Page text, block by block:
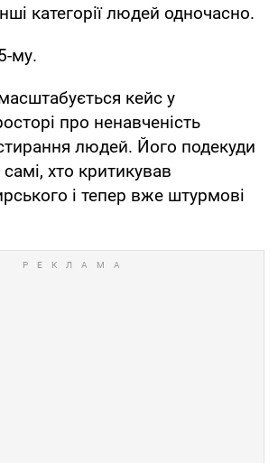
категорії людей одночасно.
му.
кейс у
про ненавченість
людей. Його подекуди
хто критикував
і тепер вже штурмові